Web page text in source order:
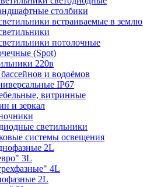
столбики
встраиваемые в землю
потолочные
(Spot)
220в
и водоёмов
IP67
витринные
и зеркал
светильники
системы освещения
2L
3L
4L
2L